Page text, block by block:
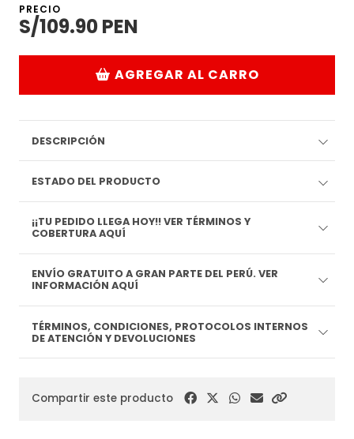
PRECIO
S/109.90 PEN
AGREGAR AL CARRO
DESCRIPCIÓN
ESTADO DEL PRODUCTO
¡¡TU PEDIDO LLEGA HOY!! VER TÉRMINOS Y
COBERTURA AQUÍ
ENVÍO GRATUITO A GRAN PARTE DEL PERÚ. VER
INFORMACIÓN AQUÍ
TÉRMINOS, CONDICIONES, PROTOCOLOS INTERNOS
DE ATENCIÓN Y DEVOLUCIONES
Compartir este producto